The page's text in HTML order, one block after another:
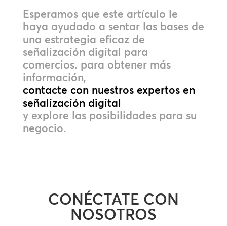
Esperamos que este artículo le
haya ayudado a sentar las bases de
una estrategia eficaz de
señalización digital para
comercios. para obtener más
información,
contacte con nuestros expertos en
señalización digital
y explore las posibilidades para su
negocio.
CONÉCTATE CON
NOSOTROS